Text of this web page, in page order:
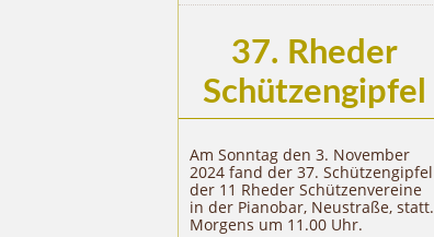
37. Rheder
Schützengipfel
Am Sonntag den 3. November
2024 fand der 37. Schützengipfel
der 11 Rheder Schützenvereine
in der Pianobar, Neustraße, statt.
Morgens um 11.00 Uhr.